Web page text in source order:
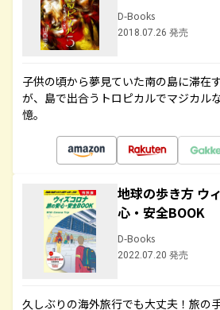
D-Books
2018.07.26 発売
子供の頃から夢見ていた南の島に滞在
が、島で出合うトロピカルでマジカル
憶。
地球の歩き方 ウ
心・安全BOOK
D-Books
2022.07.20 発売
久しぶりの海外旅行でも大丈夫！旅の